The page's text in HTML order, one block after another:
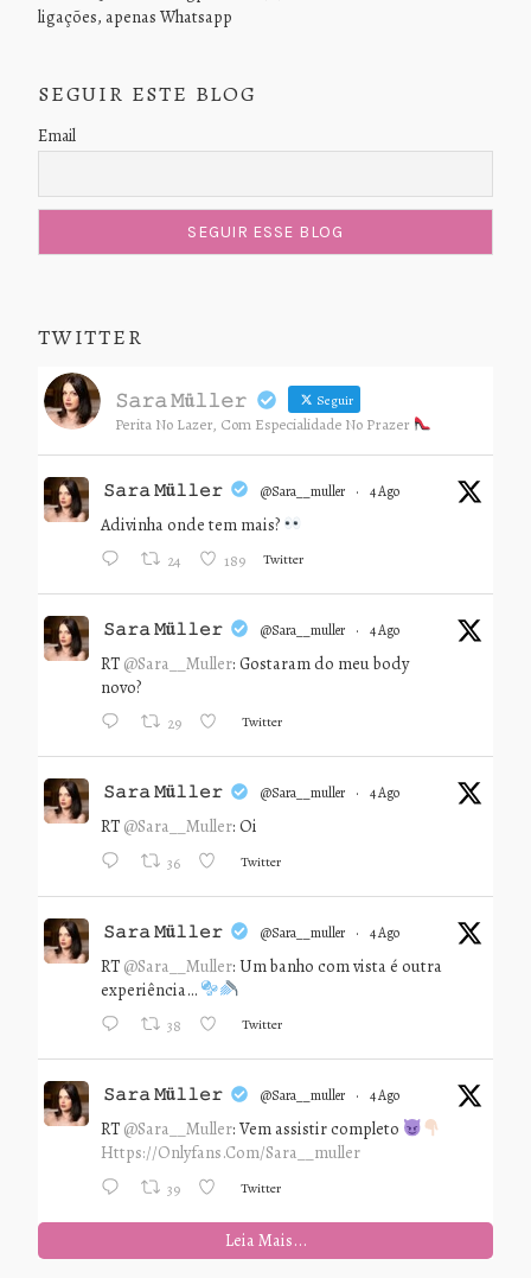
ligações, apenas Whatsapp
SEGUIR ESTE BLOG
Email
TWITTER
𝚂𝚊𝚛𝚊 𝙼ü𝚕𝚕𝚎𝚛 Seguir
Perita No Lazer, Com Especialidade No Prazer
𝚂𝚊𝚛𝚊 𝙼ü𝚕𝚕𝚎𝚛 @sara__muller · 4 Ago
Adivinha onde tem mais?
24 189 Twitter
𝚂𝚊𝚛𝚊 𝙼ü𝚕𝚕𝚎𝚛 @sara__muller · 4 Ago
RT @Sara__Muller: Gostaram do meu body
novo?
29 Twitter
𝚂𝚊𝚛𝚊 𝙼ü𝚕𝚕𝚎𝚛 @sara__muller · 4 Ago
RT @Sara__Muller: Oi
36 Twitter
𝚂𝚊𝚛𝚊 𝙼ü𝚕𝚕𝚎𝚛 @sara__muller · 4 Ago
RT @Sara__Muller: Um banho com vista é outra
experiência…
38 Twitter
𝚂𝚊𝚛𝚊 𝙼ü𝚕𝚕𝚎𝚛 @sara__muller · 4 Ago
RT @Sara__Muller: Vem assistir completo
Https://onlyfans.com/sara__muller
39 Twitter
Leia Mais...